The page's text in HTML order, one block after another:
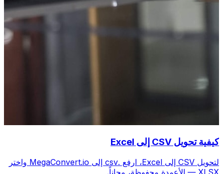
كيفية تحويل CSV إلى Excel
لتحويل CSV إلى Excel، ارفع .csv إلى MegaConvert.io واختر